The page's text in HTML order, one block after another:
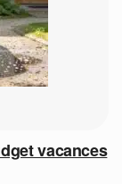
vacances